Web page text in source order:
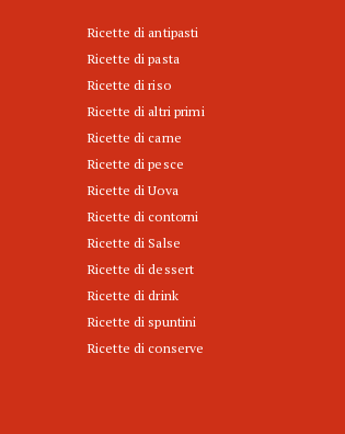
Ricette di antipasti
Ricette di pasta
Ricette di riso
Ricette di altri primi
Ricette di carne
Ricette di pesce
Ricette di Uova
Ricette di contorni
Ricette di Salse
Ricette di dessert
Ricette di drink
Ricette di spuntini
Ricette di conserve